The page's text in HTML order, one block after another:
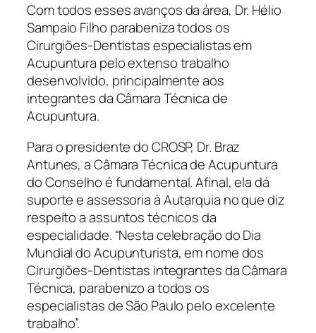
Com todos esses avanços da área, Dr. Hélio
Sampaio Filho parabeniza todos os
Cirurgiões-Dentistas especialistas em
Acupuntura pelo extenso trabalho
desenvolvido, principalmente aos
integrantes da Câmara Técnica de
Acupuntura.
Para o presidente do CROSP, Dr. Braz
Antunes, a Câmara Técnica de Acupuntura
do Conselho é fundamental. Afinal, ela dá
suporte e assessoria à Autarquia no que diz
respeito a assuntos técnicos da
especialidade. “Nesta celebração do Dia
Mundial do Acupunturista, em nome dos
Cirurgiões-Dentistas integrantes da Câmara
Técnica, parabenizo a todos os
especialistas de São Paulo pelo excelente
trabalho”.